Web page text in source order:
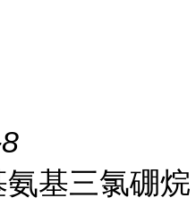
基三氯硼烷